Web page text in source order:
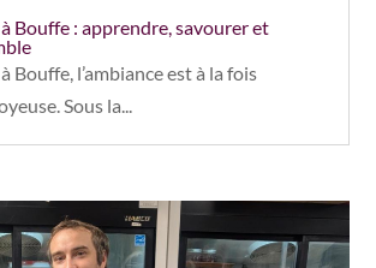
Bouffe : apprendre, savourer et
Bouffe, l’ambiance est à la fois
Sous la...